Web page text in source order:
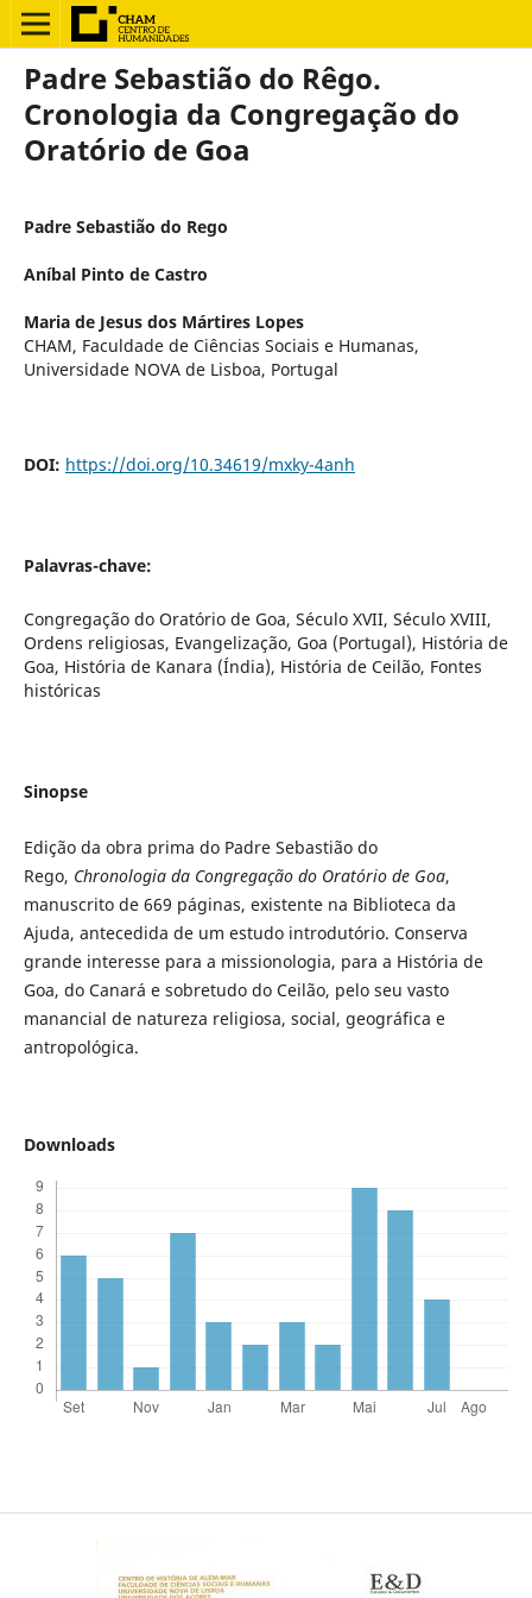
Padre Sebastião do Rêgo.
Cronologia da Congregação do
Oratório de Goa
Padre Sebastião do Rego
Aníbal Pinto de Castro
Maria de Jesus dos Mártires Lopes
CHAM, Faculdade de Ciências Sociais e Humanas,
Universidade NOVA de Lisboa, Portugal
DOI: https://doi.org/10.34619/mxky-4anh
Palavras-chave:
Congregação do Oratório de Goa, Século XVII, Século XVIII,
Ordens religiosas, Evangelização, Goa (Portugal), História de
Goa, História de Kanara (Índia), História de Ceilão, Fontes
históricas
Sinopse
Edição da obra prima do Padre Sebastião do
Rego, Chronologia da Congregação do Oratório de Goa,
manuscrito de 669 páginas, existente na Biblioteca da
Ajuda, antecedida de um estudo introdutório. Conserva
grande interesse para a missionologia, para a História de
Goa, do Canará e sobretudo do Ceilão, pelo seu vasto
manancial de natureza religiosa, social, geográfica e
antropológica.
Downloads